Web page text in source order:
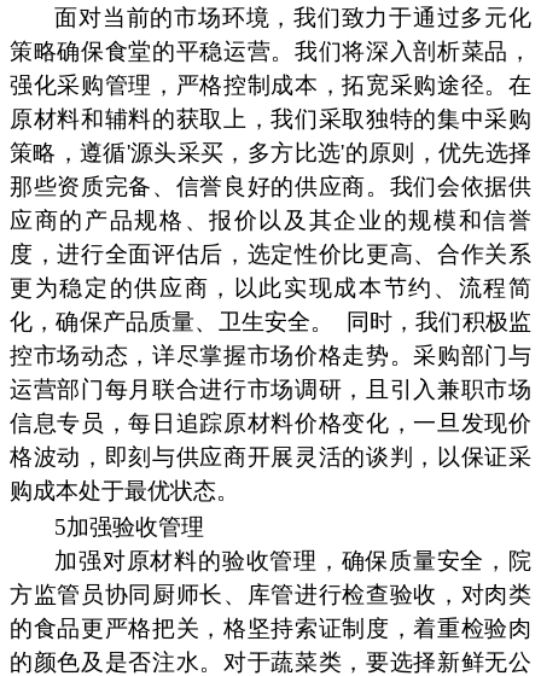
面对当前的市场环境，我们致力于通过多元化
策略确保食堂的平稳运营。我们将深入剖析菜品，
强化采购管理，严格控制成本，拓宽采购途径。在
原材料和辅料的获取上，我们采取独特的集中采购
策略，遵循'源头采买，多方比选'的原则，优先选择
那些资质完备、信誉良好的供应商。我们会依据供
应商的产品规格、报价以及其企业的规模和信誉
度，进行全面评估后，选定性价比更高、合作关系
更为稳定的供应商，以此实现成本节约、流程简
化，确保产品质量、卫生安全。
同时，我们积极监
控市场动态，详尽掌握市场价格走势。采购部门与
运营部门每月联合进行市场调研，且引入兼职市场
信息专员，每日追踪原材料价格变化，一旦发现价
格波动，即刻与供应商开展灵活的谈判，以保证采
购成本处于最优状态。
5加强验收管理
加强对原材料的验收管理，确保质量安全，院
方监管员协同厨师长、库管进行检查验收，对肉类
的食品更严格把关，格坚持索证制度，着重检验肉
的颜色及是否注水。对于蔬菜类，要选择新鲜无公